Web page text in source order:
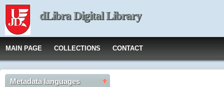
dLibra Digital Library
MAIN PAGE COLLECTIONS CONTACT
Metadata languages